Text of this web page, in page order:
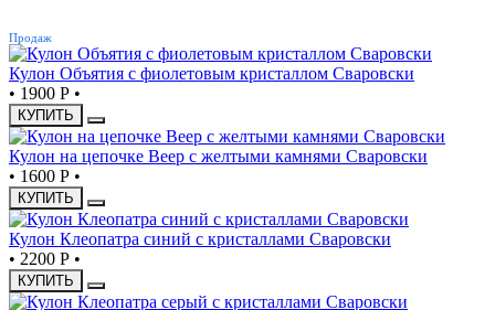
Продаж
Кулон Объятия с фиолетовым кристаллом Сваровски
• 1900 Р •
КУПИТЬ
Кулон на цепочке Веер с желтыми камнями Сваровски
• 1600 Р •
КУПИТЬ
Кулон Клеопатра синий с кристаллами Сваровски
• 2200 Р •
КУПИТЬ